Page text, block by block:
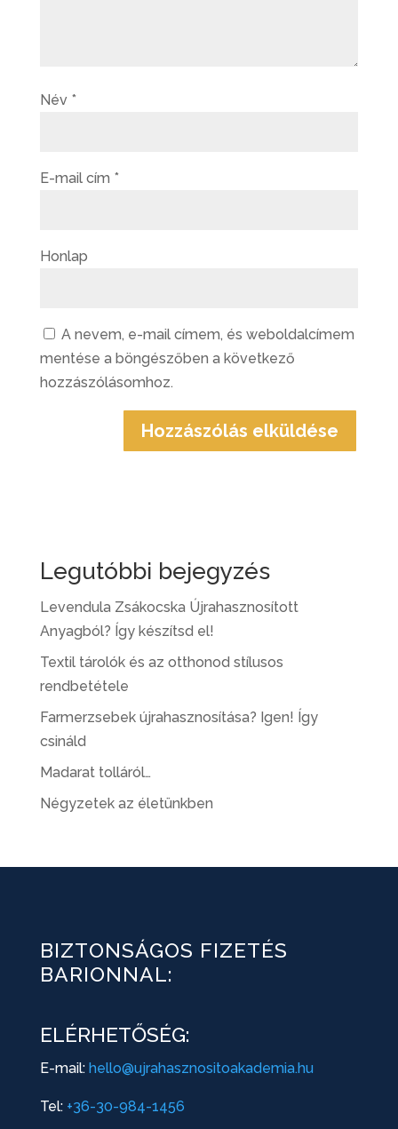
Név *
E-mail cím *
Honlap
A nevem, e-mail címem, és weboldalcímem
mentése a böngészőben a következő
hozzászólásomhoz.
Legutóbbi bejegyzés
Levendula Zsákocska Újrahasznosított
Anyagból? Így készítsd el!
Textil tárolók és az otthonod stílusos
rendbetétele
Farmerzsebek újrahasznosítása? Igen! Így
csináld
Madarat tolláról…
Négyzetek az életünkben
BIZTONSÁGOS FIZETÉS
BARIONNAL:
ELÉRHETŐSÉG:
E-mail: hello@ujrahasznositoakademia.hu
Tel: +36-30-984-1456